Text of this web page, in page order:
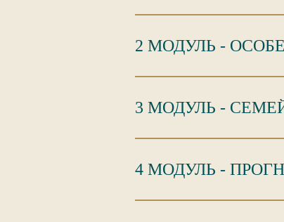
2 МОДУЛЬ -
3 МОДУЛЬ -
4 МОДУЛЬ -